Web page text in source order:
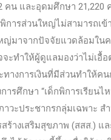
คน และอุดมศึกษา 21,220
การส่วนใหญ่ไม่สามารถเข้
ญ่มาจากปัจจัยแวดล้อมใน
จะทำให้ผู้ดูแลมองว่าไม่เอื้อ
ทางการเงินที่มีส่วนทำให้ค
ารศึกษา “เด็กพิการเรียนไ
วะประชากรกลุ่มเฉพาะ ส
ร้างเสริมสุขภาพ (สสส.) แ